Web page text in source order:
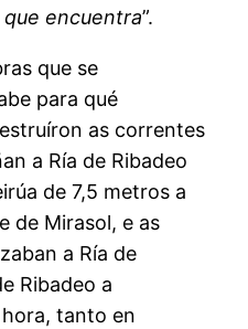
encuentra”.
que se
para qué
as correntes
a Ría de Ribadeo
de 7,5 metros a
de Mirasol, e as
a Ría de
Ribadeo a
tanto en